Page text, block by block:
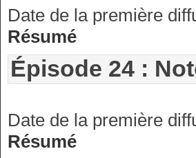
Date de la première
Résumé
Épisode 24 :
Date de la première
Résumé